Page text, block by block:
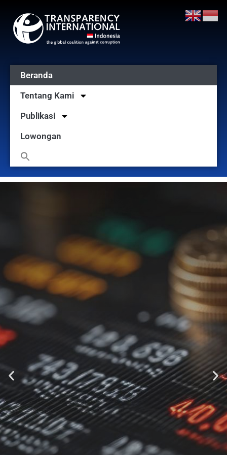
Beranda
Tentang Kami
Publikasi
Lowongan